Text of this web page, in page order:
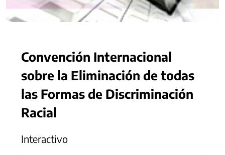
Convención Internacional
sobre la Eliminación de todas
las Formas de Discriminación
Racial
Interactivo